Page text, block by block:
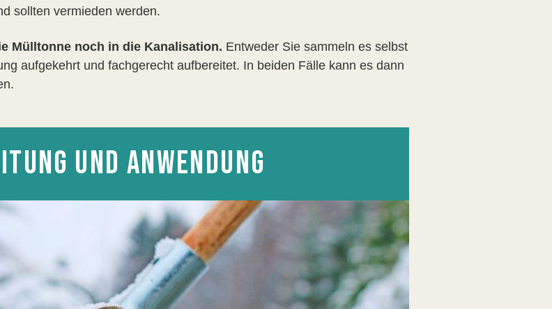
sollten vermieden werden.
Mülltonne noch in die Kanalisation. Entweder Sie sammeln es selbst
aufgekehrt und fachgerecht aufbereitet. In beiden Fälle kann es dann
UND ANWENDUNG